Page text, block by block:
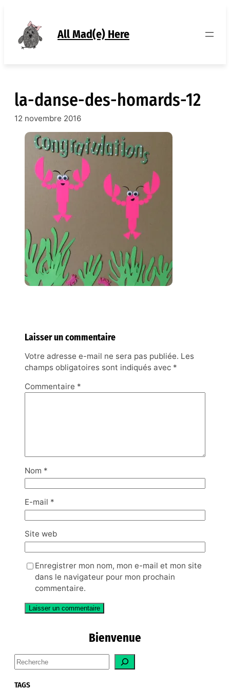
contenu
All Mad(e) Here
la-danse-des-homards-12
12 novembre 2016
Laisser un commentaire
Votre adresse e-mail ne sera pas publiée. Les
champs obligatoires sont indiqués avec *
Commentaire *
Nom *
E-mail *
Site web
Enregistrer mon nom, mon e-mail et mon site
dans le navigateur pour mon prochain
commentaire.
Bienvenue
S
e
a
TAGS